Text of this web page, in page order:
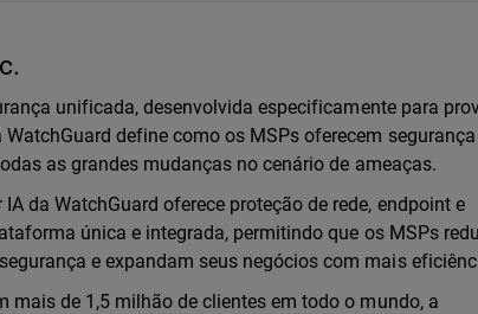
unificada, desenvolvida especificamente para
define como os MSPs oferecem
as grandes mudanças no cenário de ameaças.
da WatchGuard oferece proteção de rede, endpoint e
única e integrada, permitindo que os MSPs
e expandam seus negócios com mais
de 1,5 milhão de clientes em todo o mundo, a